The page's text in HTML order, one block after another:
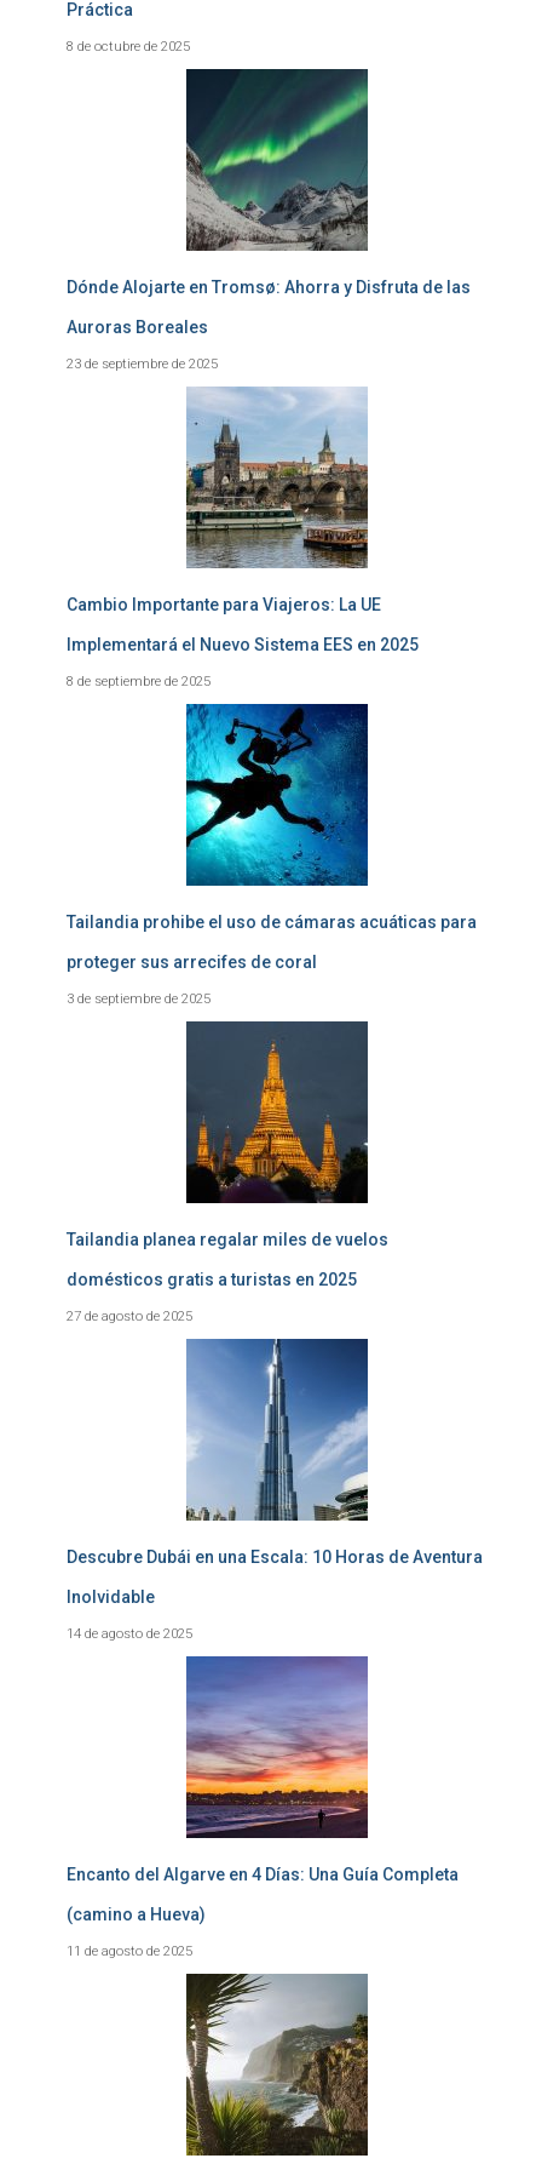
Práctica
8 de octubre de 2025
Dónde Alojarte en Tromsø: Ahorra y Disfruta de las
Auroras Boreales
23 de septiembre de 2025
Cambio Importante para Viajeros: La UE
Implementará el Nuevo Sistema EES en 2025
8 de septiembre de 2025
Tailandia prohibe el uso de cámaras acuáticas para
proteger sus arrecifes de coral
3 de septiembre de 2025
Tailandia planea regalar miles de vuelos
domésticos gratis a turistas en 2025
27 de agosto de 2025
Descubre Dubái en una Escala: 10 Horas de Aventura
Inolvidable
14 de agosto de 2025
Encanto del Algarve en 4 Días: Una Guía Completa
(camino a Hueva)
11 de agosto de 2025